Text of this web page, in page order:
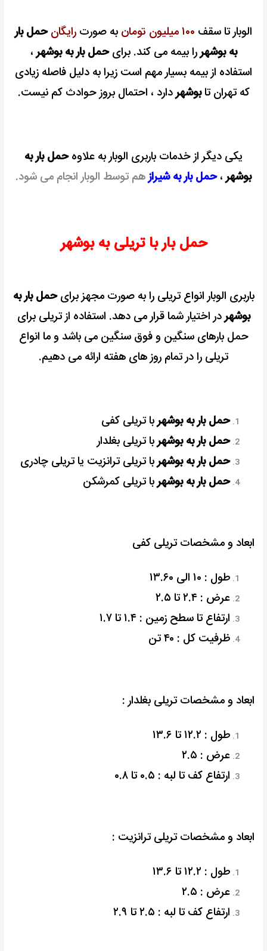
الوبار تا سقف ۱۰۰ میلیون تومان به صورت رایگان حمل بار
به بوشهررا بیمه می کند. برایحمل بار به بوشهر،
استفاده از بیمه بسیار مهم است زیرا به دلیل فاصله زیادی
که تهران تابوشهردارد ، احتمال بروز حوادث کم نیست.
یکی دیگر از خدمات باربری الوبار به علاوهحمل بار به
بوشهر،حمل بار به شیرازهم توسط الوبار انجام می شود.
حمل بار با تریلی به بوشهر
باربری الوبار انواع تریلی را به صورت مجهز برایحمل بار به
بوشهردر اختیار شما قرار می دهد. استفاده از تریلی برای
حمل بارهای سنگین و فوق سنگین می باشد و ما انواع
تریلی را در تمام روز های هفته ارائه می دهیم.
حمل بار به بوشهربا تریلی کفی
حمل بار به بوشهربا تریلی بغلدار
حمل بار به بوشهربا تریلی ترانزیت یا تریلی چادری
حمل بار به بوشهربا تریلی کمرشکن
ابعاد و مشخصات تریلی کفی
طول : ۱۰ الی ۱۳.۶۰
عرض : ۲.۴ تا ۲.۵
ارتفاع تا سطح زمین : ۱.۴ تا ۱.۷
ظرفیت کل : ۴۰ تن
ابعاد و مشخصات تریلی بغلدار :
طول : ۱۲.۲ تا ۱۳.۶
عرض : ۲.۵
ارتفاع کف تا لبه : ۰.۵ تا ۰.۸
ابعاد و مشخصات تریلی ترانزیت :
طول : ۱۲.۲ تا ۱۳.۶
عرض : ۲.۵
ارتفاع کف تا لبه : ۲.۵ تا ۲.۹